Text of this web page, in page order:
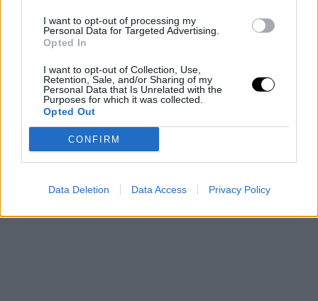
I want to opt-out of processing my
Personal Data for Targeted Advertising.
Opted In
I want to opt-out of Collection, Use,
Retention, Sale, and/or Sharing of my
Personal Data that Is Unrelated with the
Purposes for which it was collected.
Opted Out
CONFIRM
Data Deletion Data Access Privacy Policy